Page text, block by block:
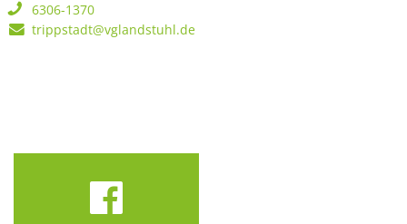
6306-1370
trippstadt@vglandstuhl.de